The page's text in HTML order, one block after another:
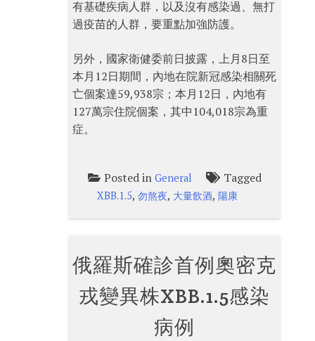
有基礎疾病人群，以及沒有感染過、無打
過疫苗的人群，要重點加強防護。
另外，國家衛健委前日披露，上月8日至
本月12日期間，內地在院新冠感染相關死
亡個案達59,938宗；本月12日，內地有
127萬宗住院個案，其中104,018宗為重
症。
Posted in General Tagged
XBB.1.5,勿熬夜, 大量飲酒,陽康
俄羅斯確診首例奧密克
戎變異株XBB.1.5感染
病例